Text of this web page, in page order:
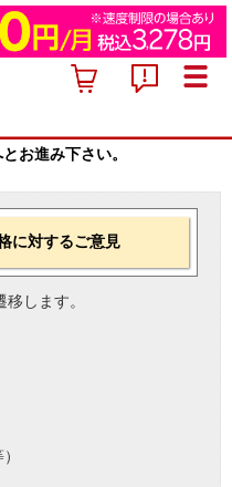
お進み下さい。
に対するご意見
します。